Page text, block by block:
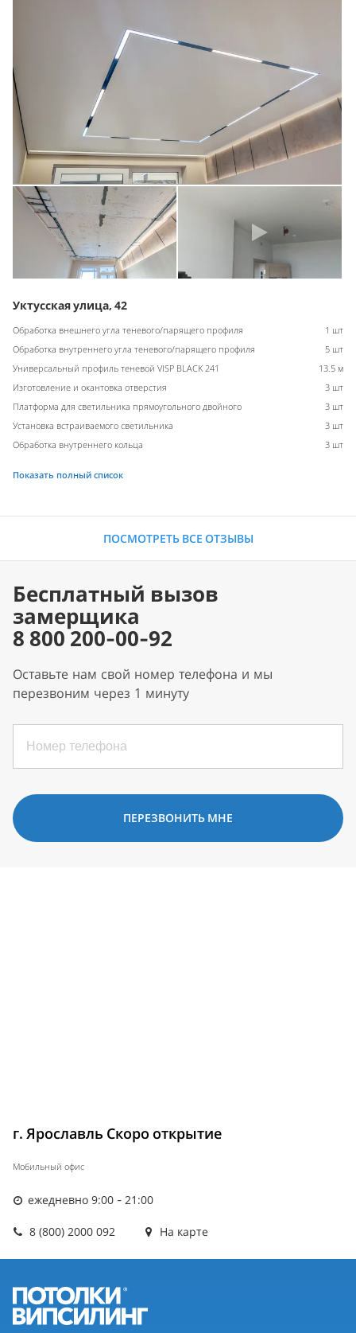
Уктусская улица, 42
Обработка внешнего угла теневого/парящего профиля
1 шт
Обработка внутреннего угла теневого/парящего профиля
5 шт
Универсальный профиль теневой VISP BLACK 241
13.5 м
Изготовление и окантовка отверстия
3 шт
Платформа для светильника прямоугольного двойного
3 шт
Установка встраиваемого светильника
3 шт
Обработка внутреннего кольца
3 шт
Показать полный список
ПОСМОТРЕТЬ ВСЕ ОТЗЫВЫ
Бесплатный вызов
замерщика
8 800 200-00-92
Оставьте нам свой номер телефона и мы
перезвоним через 1 минуту
ПЕРЕЗВОНИТЬ МНЕ
г. Ярославль Скоро открытие
Мобильный офис
ежедневно 9:00 - 21:00
8 (800) 2000 092 На карте